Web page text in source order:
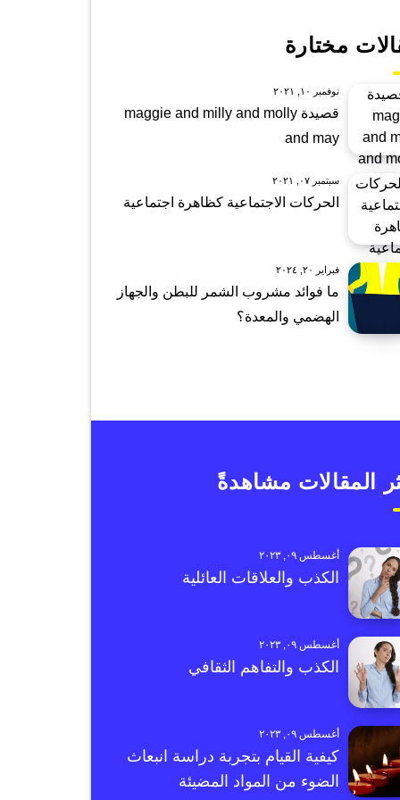
مختارة
نوفمبر ١٠, ٢٠٢١
قصيدة maggie and milly and molly
and may
سبتمبر ٠٧, ٢٠٢١
الحركات الاجتماعية كظاهرة اجتماعية
فبراير ٢٠, ٢٠٢٤
ما فوائد مشروب الشمر للبطن والجهاز
الهضمي والمعدة؟
المقالات مشاهدةً
أغسطس ٠٩, ٢٠٢٣
الكذب والعلاقات العائلية
أغسطس ٠٩, ٢٠٢٣
الكذب والتفاهم الثقافي
أغسطس ٠٩, ٢٠٢٣
كيفية القيام بتجربة دراسة انبعاث
الضوء من المواد المضيئة